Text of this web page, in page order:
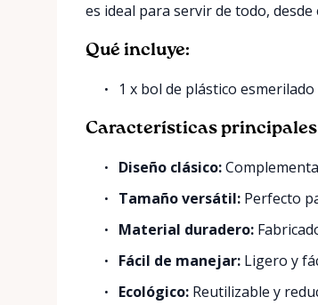
es ideal para servir de todo,
Qué incluye:
1 x bol de plástico
Características
Diseño clásico:
Tamaño versátil: Perfecto
Material duradero:
Fácil de manejar: Ligero y
Ecológico: Reutilizable y